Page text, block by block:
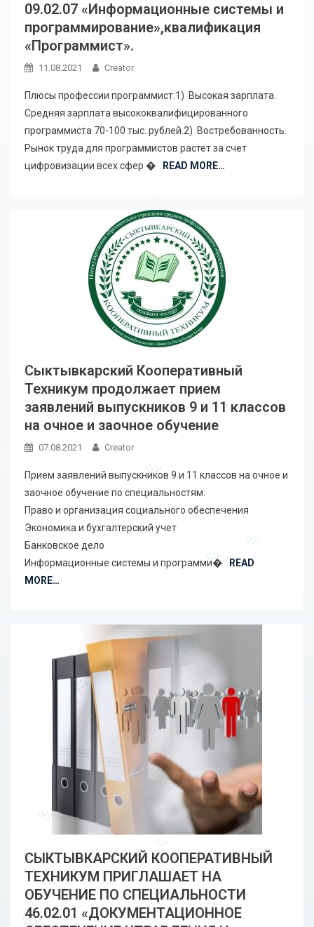
09.02.07 «Информационные системы и
программирование»,квалификация
«Программист».
11.08.2021 Creator
Плюсы профессии программист:1) Высокая зарплата.
Средняя зарплата высококвалифицированного
программиста 70-100 тыс. рублей.2) Востребованность.
Рынок труда для программистов растет за счет
цифровизации всех сфер �
READ MORE…
Сыктывкарский Кооперативный
Техникум продолжает прием
заявлений выпускников 9 и 11 классов
на очное и заочное обучение
07.08.2021 Creator
Прием заявлений выпускников 9 и 11 классов на очное и
заочное обучение по специальностям:
Право и организация социального обеспечения
Экономика и бухгалтерский учет
Банковское дело
Информационные системы и программи�
READ
MORE…
СЫКТЫВКАРСКИЙ КООПЕРАТИВНЫЙ
ТЕХНИКУМ ПРИГЛАШАЕТ НА
ОБУЧЕНИЕ ПО СПЕЦИАЛЬНОСТИ
46.02.01 «ДОКУМЕНТАЦИОННОЕ